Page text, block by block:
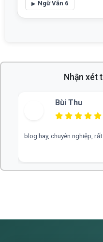
Ngữ Văn 6
Nhận xét
Bùi Thu
blog hay, chuyên nghiệp,